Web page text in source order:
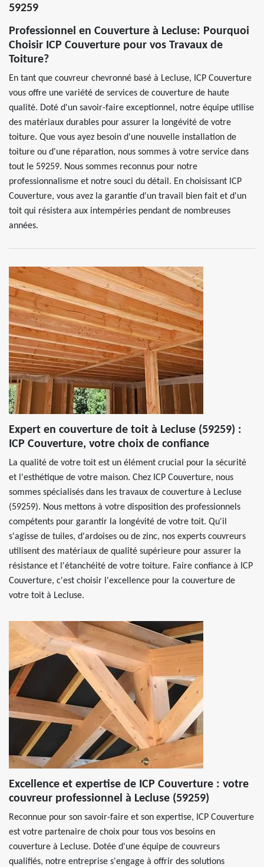
59259
Professionnel en Couverture à Lecluse: Pourquoi
Choisir ICP Couverture pour vos Travaux de
Toiture?
En tant que couvreur chevronné basé à Lecluse, ICP Couverture
vous offre une variété de services de couverture de haute
qualité. Doté d'un savoir-faire exceptionnel, notre équipe utilise
des matériaux durables pour assurer la longévité de votre
toiture. Que vous ayez besoin d'une nouvelle installation de
toiture ou d'une réparation, nous sommes à votre service dans
tout le 59259. Nous sommes reconnus pour notre
professionnalisme et notre souci du détail. En choisissant ICP
Couverture, vous avez la garantie d'un travail bien fait et d'un
toit qui résistera aux intempéries pendant de nombreuses
années.
Expert en couverture de toit à Lecluse (59259) :
ICP Couverture, votre choix de confiance
La qualité de votre toit est un élément crucial pour la sécurité
et l'esthétique de votre maison. Chez ICP Couverture, nous
sommes spécialisés dans les travaux de couverture à Lecluse
(59259). Nous mettons à votre disposition des professionnels
compétents pour garantir la longévité de votre toit. Qu'il
s'agisse de tuiles, d'ardoises ou de zinc, nos experts couvreurs
utilisent des matériaux de qualité supérieure pour assurer la
résistance et l'étanchéité de votre toiture. Faire confiance à ICP
Couverture, c'est choisir l'excellence pour la couverture de
votre toit à Lecluse.
Excellence et expertise de ICP Couverture : votre
couvreur professionnel à Lecluse (59259)
Reconnue pour son savoir-faire et son expertise, ICP Couverture
est votre partenaire de choix pour tous vos besoins en
couverture à Lecluse. Dotée d'une équipe de couvreurs
qualifiés, notre entreprise s'engage à offrir des solutions